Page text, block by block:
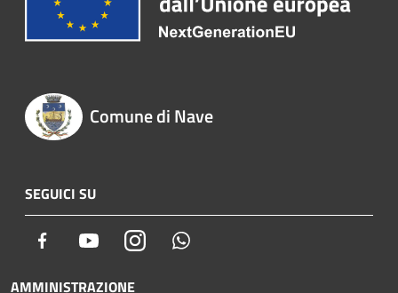
Comune di Nave
SEGUICI SU
Facebook YoutubeInstagram
AMMINISTRAZIONE